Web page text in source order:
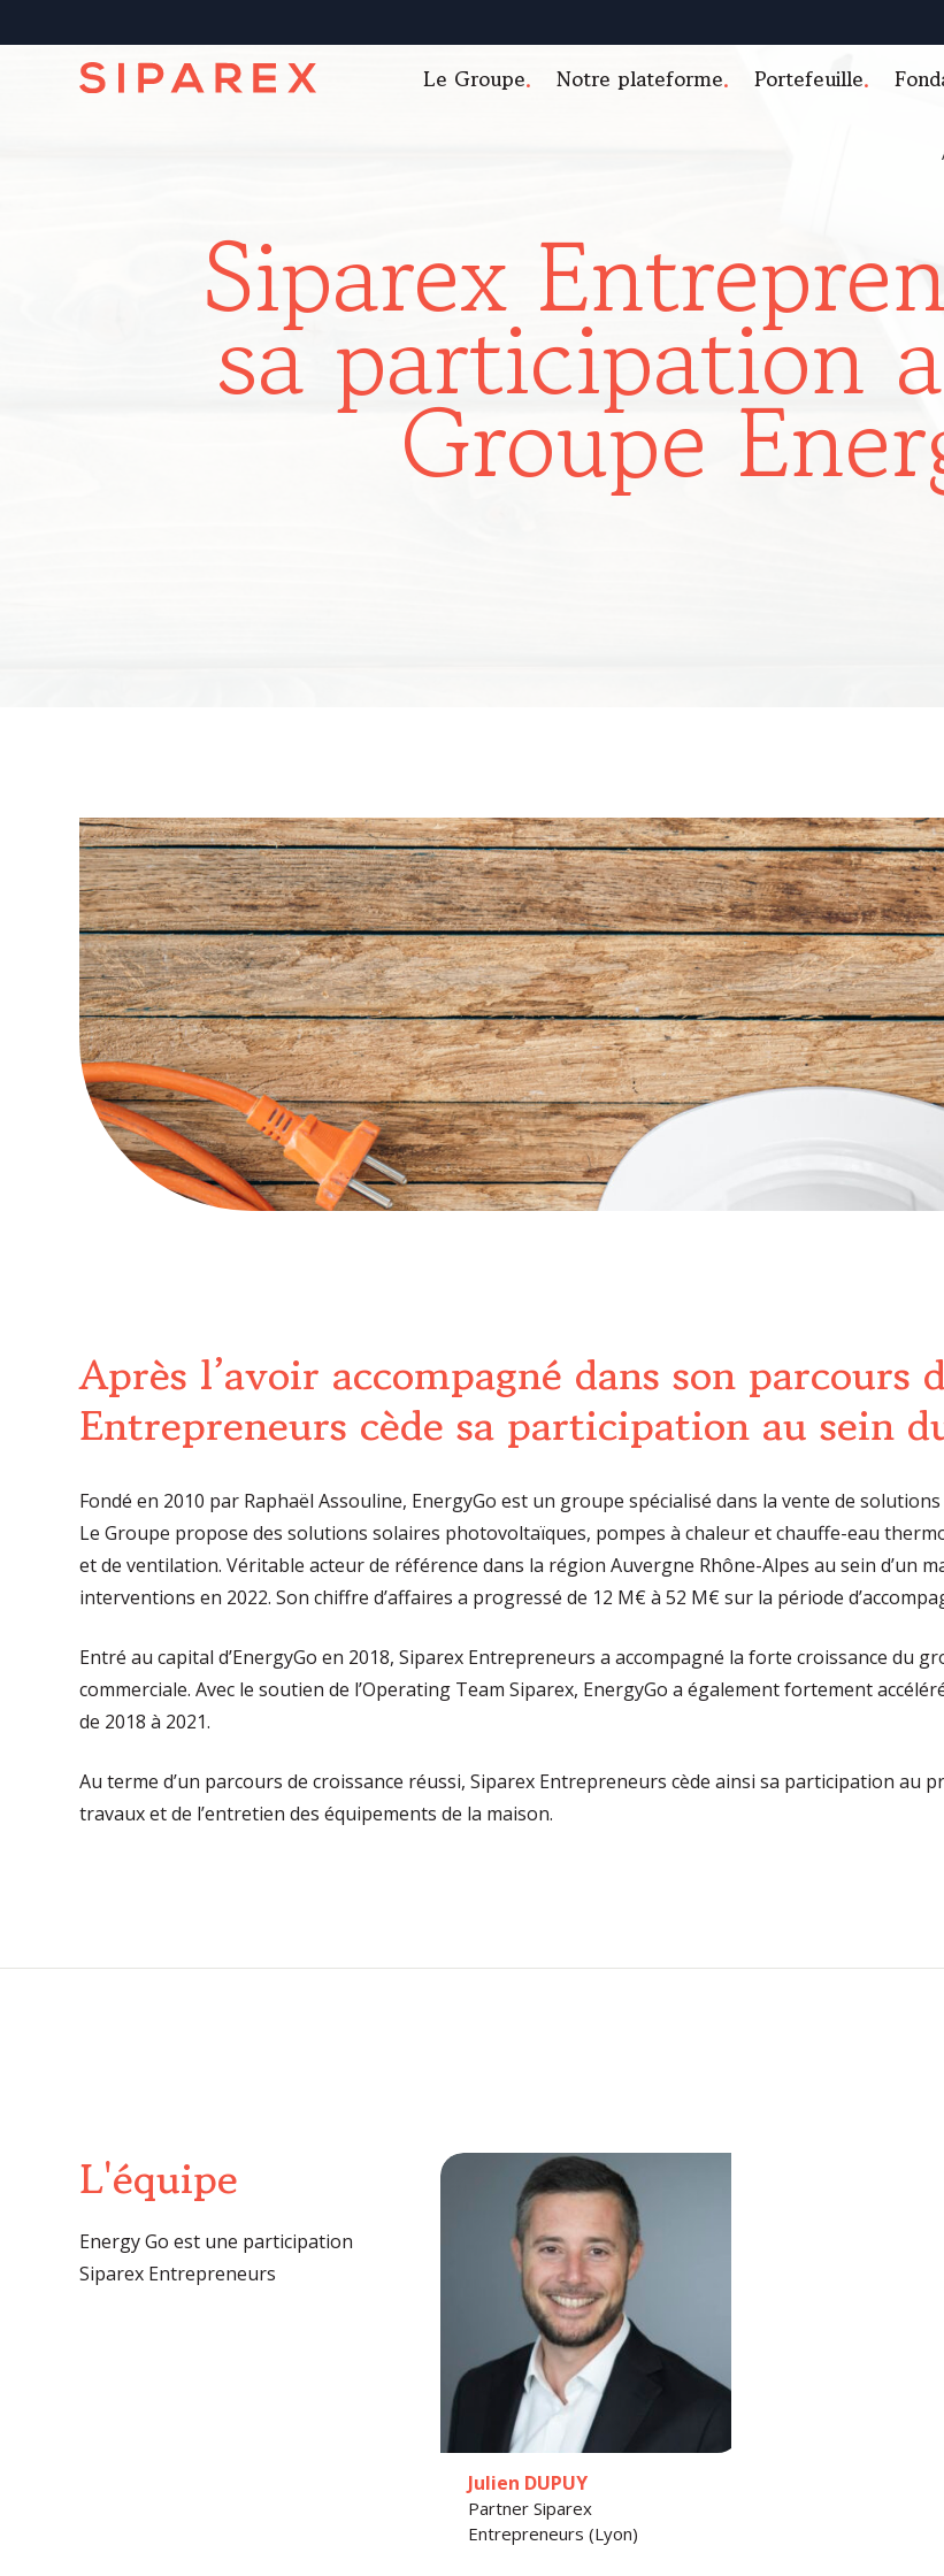
Le Groupe Notre plateforme Portefeuille
Siparex
sa participation
Groupe
Après l’avoir accompagné dans son parcours
Entrepreneurs cède sa participation au sein
Fondé en 2010 par Raphaël Assouline, EnergyGo est un groupe spécialisé dans la vente de
Le Groupe propose des solutions solaires photovoltaïques, pompes à chaleur et chauffe-eau
et de ventilation. Véritable acteur de référence dans la région Auvergne Rhône-Alpes au sein d’un
interventions en 2022. Son chiffre d’affaires a progressé de 12 M€ à 52 M€ sur la période
Entré au capital d’EnergyGo en 2018, Siparex Entrepreneurs a accompagné la forte croissance du
commerciale. Avec le soutien de l’Operating Team Siparex, EnergyGo a également fortement
de 2018 à 2021.
Au terme d’un parcours de croissance réussi, Siparex Entrepreneurs cède ainsi sa participation au
travaux et de l’entretien des équipements de la maison.
L'équipe
Energy Go est une participation
Siparex Entrepreneurs
Julien DUPUY
Partner Siparex
Entrepreneurs (Lyon)